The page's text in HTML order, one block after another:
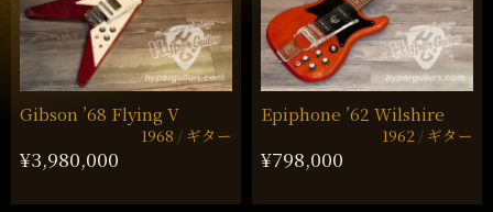
Gibson ’68 Flying V
1968 ギター
¥3,980,000
Epiphone ’62 Wilshire
1962 ギター
¥798,000